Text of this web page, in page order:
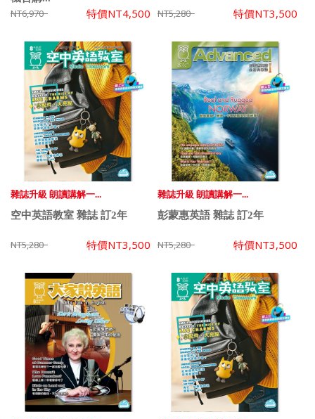
NT6,970 特價NT4,500 NT5,280 特價NT3,500
雜誌升級 朗讀講解一...
空中英語教室 雜誌 訂2年
NT5,280 特價NT3,500
雜誌升級 朗讀講解一...
彭蒙惠英語 雜誌 訂2年
NT5,280 特價NT3,500